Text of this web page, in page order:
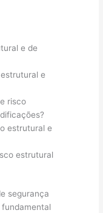
e de
e
risco
estrutural e
estrutural
segurança